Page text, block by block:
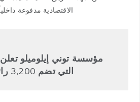
الاقتصادية مدفوعة
التي تضم 3,200 رائد أعمال أفريقي